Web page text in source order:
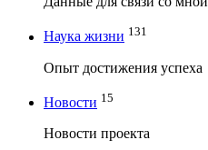
Наука жизни 131
Опыт достижения успеха
Новости 15
Новости проекта